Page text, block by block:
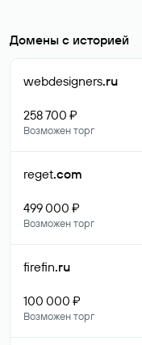
Домены с историей
webdesigners.ru
258 700 ₽
Возможен торг
reget.com
499 000 ₽
Возможен торг
firefin.ru
100 000 ₽
Возможен торг